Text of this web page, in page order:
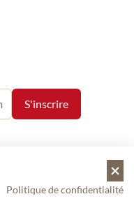
VHN et se concentre sur
renommée nationale et
de café, le café moulu
Politique de confidentialité